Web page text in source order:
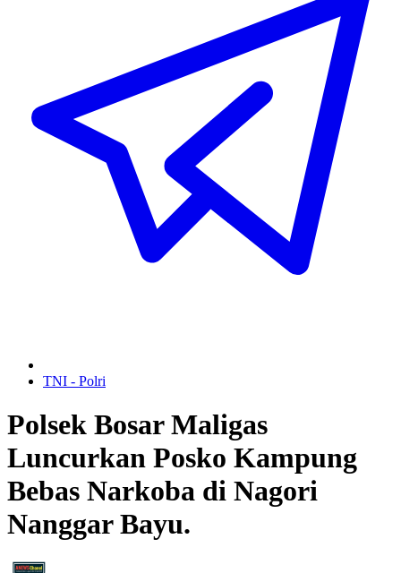
TNI - Polri
Polsek Bosar Maligas
Luncurkan Posko Kampung
Bebas Narkoba di Nagori
Nanggar Bayu.